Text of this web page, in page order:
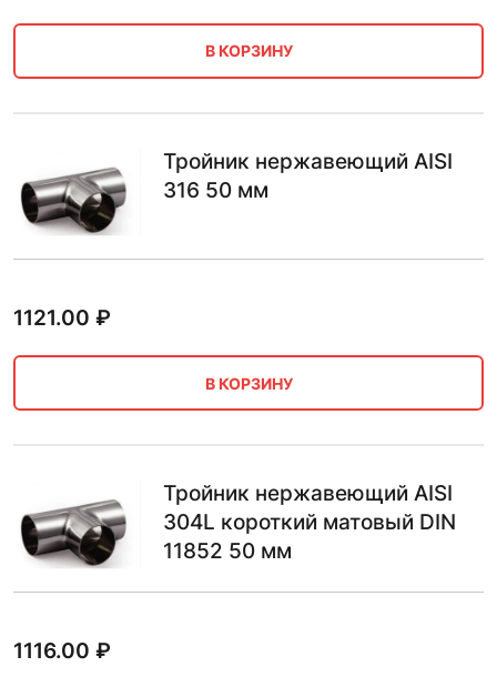
В КОРЗИНУ
Тройник нержавеющий AISI
316 50 мм
1121.00 ₽
В КОРЗИНУ
Тройник нержавеющий AISI
304L короткий матовый DIN
11852 50 мм
1116.00 ₽